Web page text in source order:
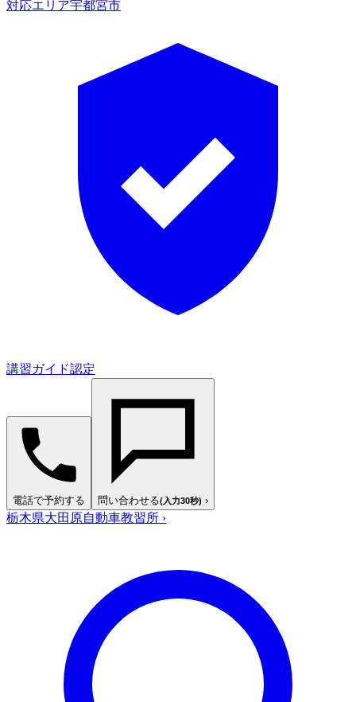
対応エリア宇都宮市
講習ガイド認定
電話で予約する 問い合わせる(入力30秒) ›
栃木県大田原自動車教習所 ›